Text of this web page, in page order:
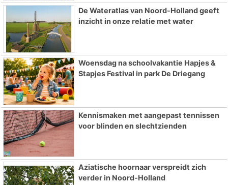
De Wateratlas van Noord-Holland geeft
inzicht in onze relatie met water
Woensdag na schoolvakantie Hapjes &
Stapjes Festival in park De Driegang
Kennismaken met aangepast tennissen
voor blinden en slechtzienden
Aziatische hoornaar verspreidt zich
verder in Noord-Holland